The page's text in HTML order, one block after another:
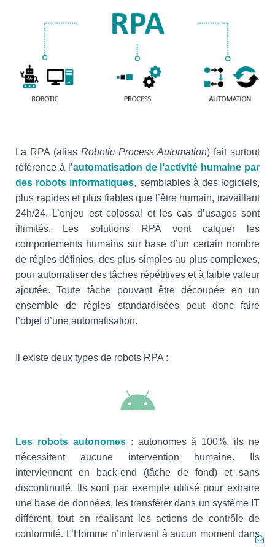
La RPA (alias Robotic Process Automation) fait surtout
référence à l’automatisation de l’activité humaine par
des robots informatiques, semblables à des logiciels,
plus rapides et plus fiables que l’être humain, travaillant
24h/24. L’enjeu est colossal et les cas d’usages sont
illimités. Les solutions RPA vont calquer les
comportements humains sur base d’un certain nombre
de règles définies, des plus simples au plus complexes,
pour automatiser des tâches répétitives et à faible valeur
ajoutée. Toute tâche pouvant être découpée en un
ensemble de règles standardisées peut donc faire
l’objet d’une automatisation.
Il existe deux types de robots RPA :
Les robots autonomes : autonomes à 100%, ils ne
nécessitent aucune intervention humaine. Ils
interviennent en back-end (tâche de fond) et sans
discontinuité. Ils sont par exemple utilisé pour extraire
une base de données, les transférer dans un système IT
différent, tout en réalisant les actions de contrôle de
conformité. L’Homme n’intervient à aucun moment dans